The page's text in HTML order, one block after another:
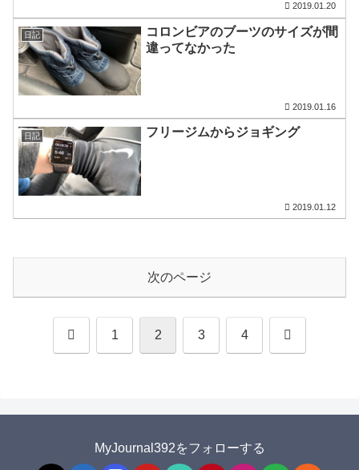
2019.01.20
日記
コロンビアのブーツのサイズが間
違ってなかった
2019.01.16
日記 フリージムからジョギング
2019.01.12
次のページ
前 1 2 3 4 次
MyJournal392をフォローする